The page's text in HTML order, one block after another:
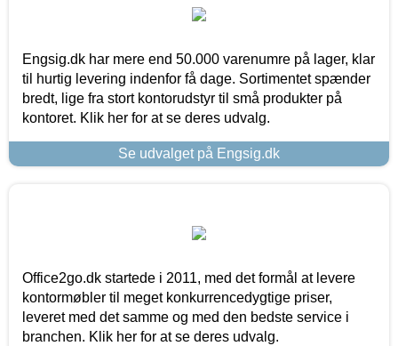
Engsig.dk har mere end 50.000 varenumre på lager, klar
til hurtig levering indenfor få dage. Sortimentet spænder
bredt, lige fra stort kontorudstyr til små produkter på
kontoret. Klik her for at se deres udvalg.
Se udvalget på Engsig.dk
Office2go.dk startede i 2011, med det formål at levere
kontormøbler til meget konkurrencedygtige priser,
leveret med det samme og med den bedste service i
branchen. Klik her for at se deres udvalg.